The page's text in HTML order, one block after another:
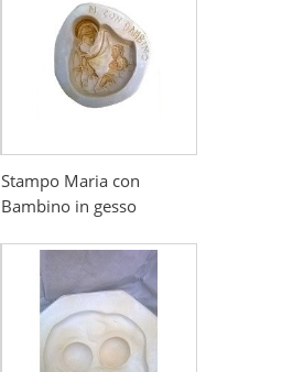
Stampo Maria con
Bambino in gesso